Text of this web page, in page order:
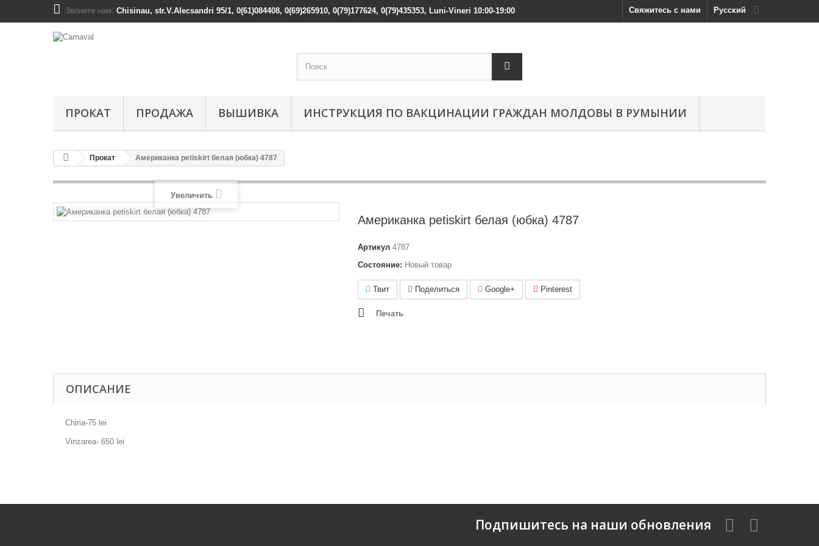
Русский
Свяжитесь с нами
Звоните нам: Chisinau, str.V.Alecsandri 95/1, 0(61)084408, 0(69)265910, 0(79)177624, 0(79)435353, Luni-Vineri 10:00-19:00
ПРОКАТ ПРОДАЖА ВЫШИВКА ИНСТРУКЦИЯ ПО ВАКЦИНАЦИИ ГРАЖДАН МОЛДОВЫ В РУМЫНИИ
Прокат Американка petiskirt белая (юбка) 4787
Увеличить
Американка petiskirt белая (юбка) 4787
Артикул 4787
Состояние: Новый товар
Твит Поделиться Google+ Pinterest
Печать
ОПИСАНИЕ
Chiria-75 lei
Vinzarea- 650 lei
Подпишитесь на наши обновления